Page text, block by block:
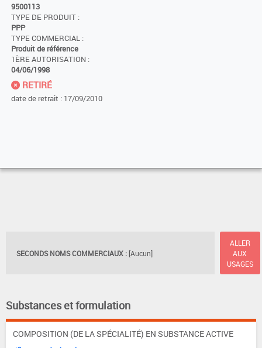
9500113
TYPE DE PRODUIT :
PPP
TYPE COMMERCIAL :
Produit de référence
1ÈRE AUTORISATION :
04/06/1998
RETIRÉ
date de retrait : 17/09/2010
SECONDS NOMS COMMERCIAUX : [Aucun]
ALLER
AUX
USAGES
Substances et formulation
COMPOSITION (DE LA SPÉCIALITÉ) EN SUBSTANCE ACTIVE